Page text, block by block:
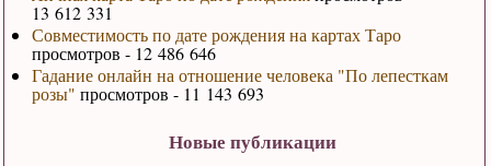
13 612 331
Совместимость по дате рождения на картах Таро
просмотров - 12 486 646
Гадание онлайн на отношение человека "По лепесткам
розы" просмотров - 11 143 693
Новые публикации